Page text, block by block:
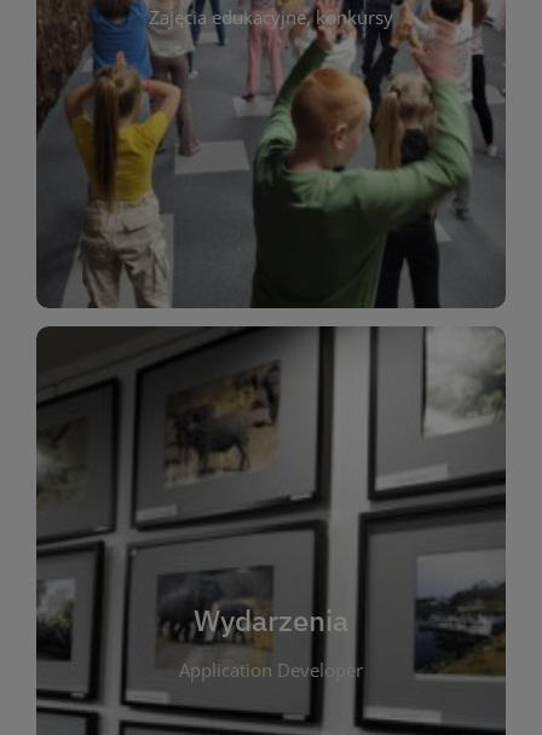
Zajęcia edukacyjne, konkursy
Dla Dzieci
To miejsce stworzone z myślą o najmłodszych
czytelnikach i ich rodzicach. Znajdziesz tu
informacje o zajęciach edukacyjnych, konkursach
plastycznych i spotkaniach z autorami książek dla
dzieci. Biblioteka oferuje bogaty wybór bajek,
Wydarzenia
Application Developer
Wydarzenia
W tej zakładce publikujemy informacje o
wszystkich wydarzeniach organizowanych przez
bibliotekę. Znajdziesz tu zapowiedzi spotkań
autorskich, warsztatów, prelekcji i zajęć
tematycznych dla różnych grup wiekowych. Każde
wydarzenie ma na celu promowanie kultury
czytelniczej oraz integrację społeczności lokalnej.
Dzięki kalendarzowi wydarzeń możesz łatwo